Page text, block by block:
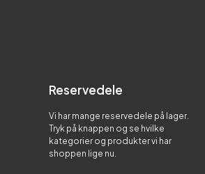
Reservedele
Vi har mange reservedele på lager.
Tryk på knappen og se hvilke
kategorier og produkter vi har
shoppen lige nu.